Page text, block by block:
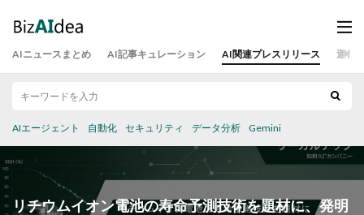
AIニュースまとめ AI記事キュレーション AI関連プレスリリース 運営
AIエージェント 自動化 セキュリティ データ分析 Gemini
リチウムイオン電池の寿命予測技術を題材に、発明